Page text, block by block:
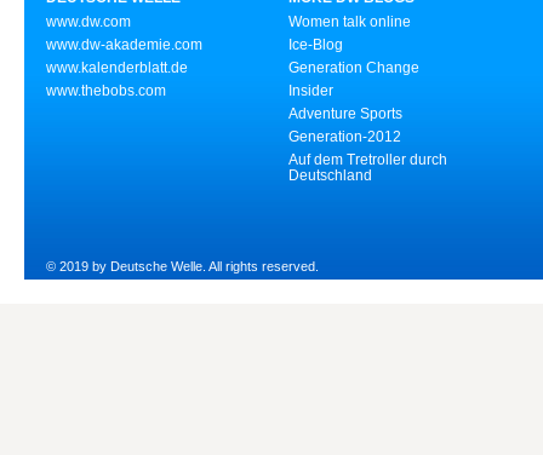
www.dw.com
www.dw-akademie.com
www.kalenderblatt.de
www.thebobs.com
Women talk online
Ice-Blog
Generation Change
Insider
Adventure Sports
Generation-2012
Auf dem Tretroller durch
Deutschland
© 2019 by Deutsche Welle. All rights reserved.